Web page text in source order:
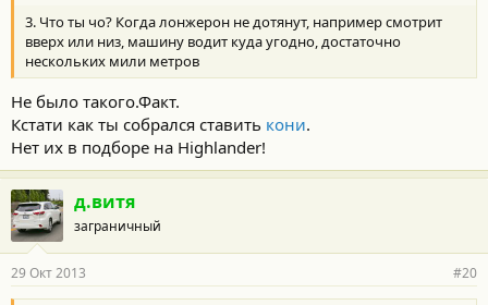
3. Что ты чо? Когда лонжерон не дотянут, например смотрит
вверх или низ, машину водит куда угодно, достаточно
нескольких мили метров
Не было такого.Факт.
Кстати как ты собрался ставить кони.
Нет их в подборе на Нighlander!
д.витя
заграничный
29 Окт 2013 #20